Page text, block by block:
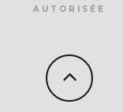
AUTORISÉE